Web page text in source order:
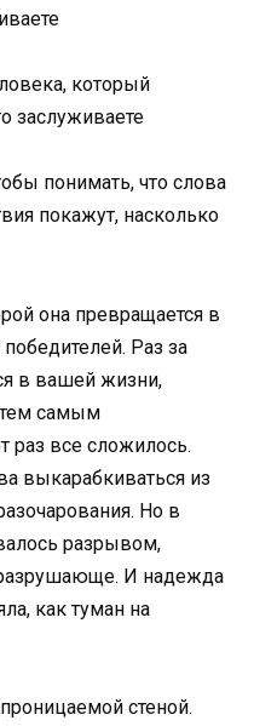
понимать, что слова
покажут, насколько
она превращается в
Раз за
в вашей жизни,
тем самым
раз все сложилось.
выкарабкиваться из
Но в
разрывом,
И надежда
как туман на
стеной.